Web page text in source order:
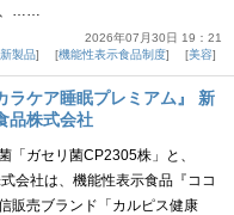
、……
2026年07月30日 19：21
新製品 機能性表示食品制度 美容
ラケア睡眠プレミアム』 新
品株式会社
「ガセリ菌CP2305株」と、
会社は、機能性表示食品『ココ
販売ブランド「カルピス健康